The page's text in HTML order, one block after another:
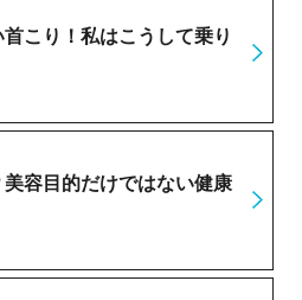
こり！私はこうして乗り
容目的だけではない健康